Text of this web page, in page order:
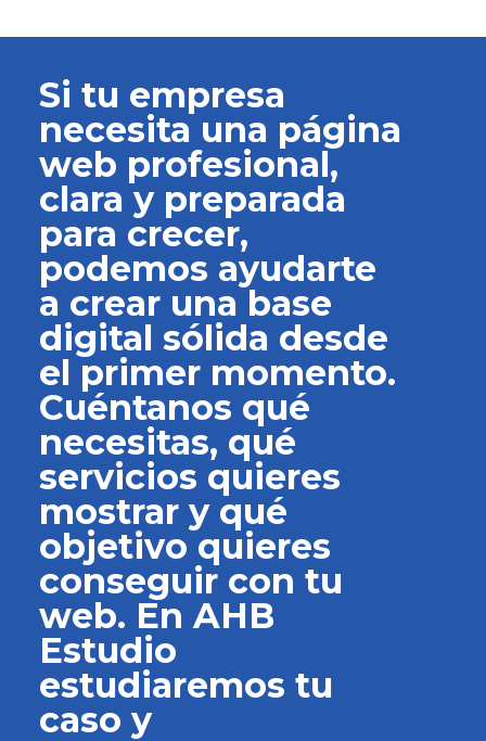
Si tu empresa
necesita una página
web profesional,
clara y preparada
para crecer,
podemos ayudarte
a crear una base
digital sólida desde
el primer momento.
Cuéntanos qué
necesitas, qué
servicios quieres
mostrar y qué
objetivo quieres
conseguir con tu
web. En AHB
Estudio
estudiaremos tu
caso y